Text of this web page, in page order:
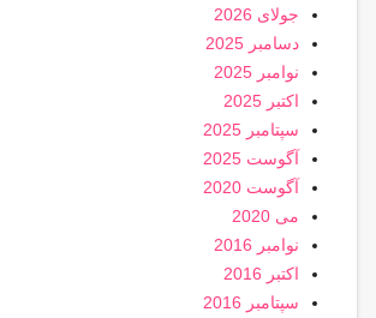
جولای 2026
دسامبر 2025
نوامبر 2025
اکتبر 2025
سپتامبر 2025
آگوست 2025
آگوست 2020
می 2020
نوامبر 2016
اکتبر 2016
سپتامبر 2016